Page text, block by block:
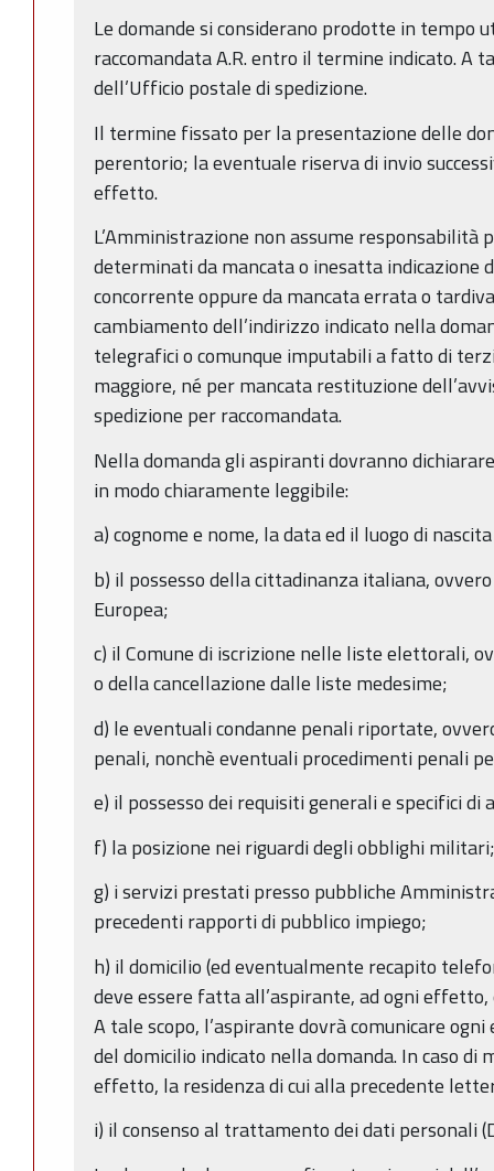
Le domande si considerano prodotte in tempo
raccomandata A.R. entro il termine indicato. A
dell’Ufficio postale di spedizione.
Il termine fissato per la presentazione delle
perentorio; la eventuale riserva di invio
effetto.
L’Amministrazione non assume responsabilità
determinati da mancata o inesatta indicazione
concorrente oppure da mancata errata o
cambiamento dell’indirizzo indicato nella
telegrafici o comunque imputabili a fatto di
maggiore, né per mancata restituzione
spedizione per raccomandata.
Nella domanda gli aspiranti dovranno
in modo chiaramente leggibile:
a) cognome e nome, la data ed il luogo di
b) il possesso della cittadinanza italiana,
Europea;
c) il Comune di iscrizione nelle liste elettorali,
o della cancellazione dalle liste medesime;
d) le eventuali condanne penali riportate,
penali, nonchè eventuali procedimenti penali
e) il possesso dei requisiti generali e specifici
f) la posizione nei riguardi degli obblighi militari;
g) i servizi prestati presso pubbliche
precedenti rapporti di pubblico impiego;
h) il domicilio (ed eventualmente recapito
deve essere fatta all’aspirante, ad ogni effetto,
A tale scopo, l’aspirante dovrà comunicare
del domicilio indicato nella domanda. In caso di
effetto, la residenza di cui alla precedente
i) il consenso al trattamento dei dati personali